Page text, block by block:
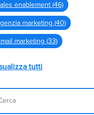
enablement (46)
marketing (40)
marketing (33)
tutti